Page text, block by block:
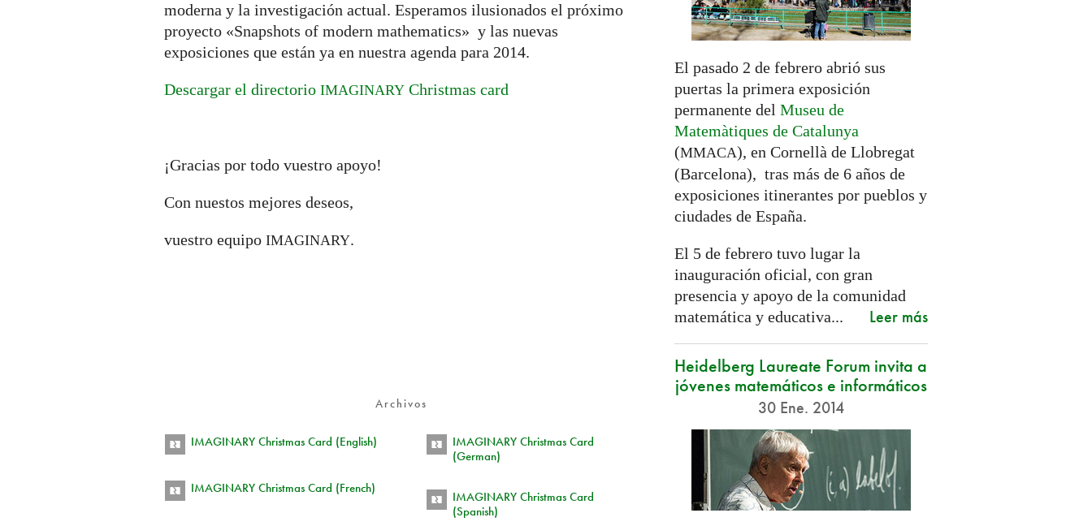
moderna y la investigación actual. Esperamos ilusionados el próximo
proyecto «Snapshots of modern mathematics» y las nuevas
exposiciones que están ya en nuestra agenda para 2014.
Descargar el directorio IMAGINARY Christmas card
¡Gracias por todo vuestro apoyo!
Con nuestos mejores deseos,
vuestro equipo IMAGINARY.
Archivos
IMAGINARY Christmas Card (English)
IMAGINARY Christmas Card
(German)
IMAGINARY Christmas Card (French)
IMAGINARY Christmas Card
(Spanish)
El pasado 2 de febrero abrió sus
puertas la primera exposición
permanente del Museu de
Matemàtiques de Catalunya
(MMACA), en Cornellà de Llobregat
(Barcelona), tras más de 6 años de
exposiciones itinerantes por pueblos y
ciudades de España.
El 5 de febrero tuvo lugar la
inauguración oficial, con gran
presencia y apoyo de la comunidad
matemática y educativa...
Leer más
Heidelberg Laureate Forum invita a
jóvenes matemáticos e informáticos
30 Ene. 2014